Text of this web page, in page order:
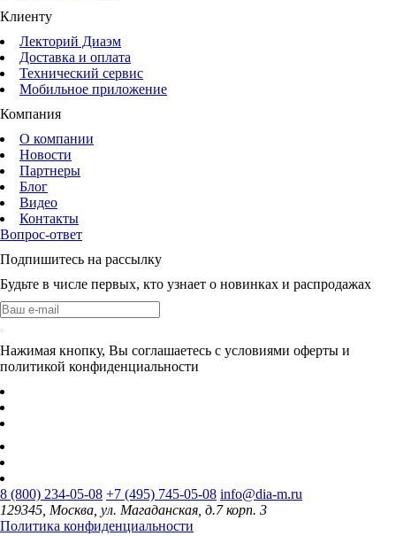
Клиенту
Лекторий Диаэм
Доставка и оплата
Технический сервис
Мобильное приложение
Компания
О компании
Новости
Партнеры
Блог
Видео
Контакты
Вопрос-ответ
Подпишитесь на рассылку
Будьте в числе первых, кто узнает о новинках и распродажах
Нажимая кнопку, Вы соглашаетесь с условиями оферты и
политикой конфиденциальности
8 (800) 234-05-08 +7 (495) 745-05-08 info@dia-m.ru
129345, Москва, ул. Магаданская, д.7 корп. 3
Политика конфиденциальности